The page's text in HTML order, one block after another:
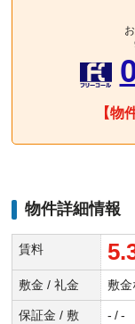
【物
物件詳細情報
賃料
敷金 / 礼金 敷金
保証金 / 敷
- / -